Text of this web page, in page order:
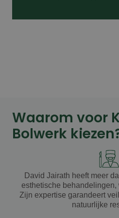
Waarom voor
Bolwerk
David Jairath heeft meer
esthetische
Zijn expertise garandeert
natuurlijke